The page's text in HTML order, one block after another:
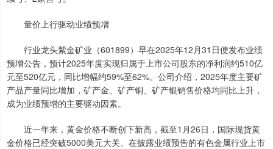
量价上行驱动业绩预增
行业龙头紫金矿业（601899）早在2025年12月31日便发布业绩
预增公告，预计2025年度实现归属于上市公司股东的净利润约510亿
元至520亿元，同比增幅约59%至62%。公司介绍，2025年度主要矿
产品产量同比增加，矿产金、矿产铜、矿产银销售价格均同比上升，
成为业绩预增的主要驱动因素。
近一年来，黄金价格不断创下新高，截至1月26日，国际现货黄
金价格已经突破5000美元大关。在披露业绩预告的有色金属行业上市